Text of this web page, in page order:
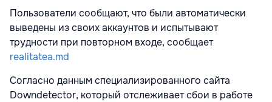
Пользователи сообщают, что были автоматически
выведены из своих аккаунтов и испытывают
трудности при повторном входе, сообщает
realitatea.md
Согласно данным специализированного сайта
Downdetector, который отслеживает сбои в работе